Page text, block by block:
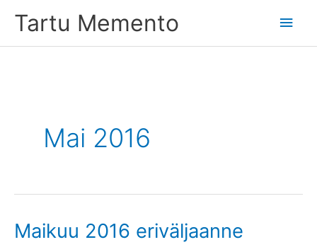
Tartu Memento
Main
Mai 2016
Maikuu 2016 eriväljaanne